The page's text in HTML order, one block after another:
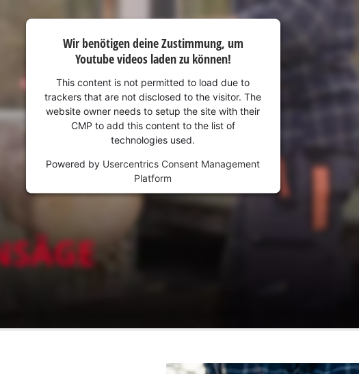
Wir benötigen deine Zustimmung, um
Youtube videos laden zu können!
This content is not permitted to load due to
trackers that are not disclosed to the visitor. The
website owner needs to setup the site with their
CMP to add this content to the list of
technologies used.
Powered by Usercentrics Consent Management
Platform